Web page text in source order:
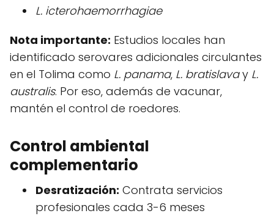
L. icterohaemorrhagiae
Nota importante: Estudios locales han
identificado serovares adicionales circulantes
en el Tolima como L. panama, L. bratislavay L.
australis. Por eso, además de vacunar,
mantén el control de roedores.
Control ambiental
complementario
Desratización: Contrata servicios
profesionales cada 3-6 meses